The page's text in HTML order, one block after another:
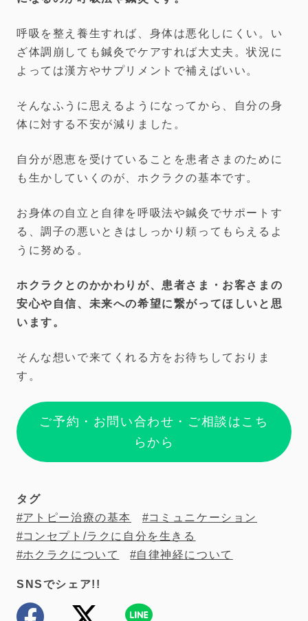
呼吸を整え養生すれば、身体は悪化しにくい。い
ざ体調崩しても鍼灸でケアすれば大丈夫。状況に
よっては漢方やサプリメントで補えばいい。
そんなふうに思えるようになってから、自分の身
体に対する不安が減りました。
自分が恩恵を受けていることを患者さまのために
も生かしていくのが、ホクラクの基本です。
お身体の自立と自律を呼吸法や鍼灸でサポートす
る、調子の悪いときはしっかり頼ってもらえるよ
うに努める。
ホクラクとのかかわりが、患者さま・お客さまの
安心や自信、未来への希望に繋がってほしいと思
います。
そんな想いで来てくれる方をお待ちしておりま
す。
ご予約・お問い合わせ・ご相談はこち
らから
タグ
アトピー治療の基本
コミュニケーション
コンセプト/ラクに自分を生きる
ホクラクについて
自律神経について
SNSでシェア!!